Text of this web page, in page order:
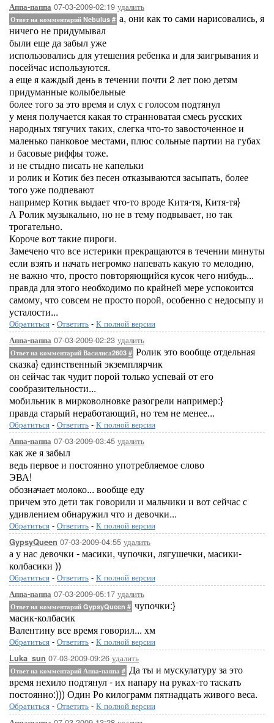
Аппа-паппа 07-03-2009-02:19 удалить
Ответ на комментарий Nebulus # а, они как то сами нарисовались, я
ничего не придумывал
были еще да забыл уже
использовались для утешения ребенка и для заигрывания и
посейчас используются.
а еще я каждый день в течении почти 2 лет пою детям
придуманные колыбельные
более того за это время и слух с голосом подтянул
у меня получается какая то странноватая смесь русских
народных тягучих таких, слегка что-то завосточенное и
маленько панковое местами, плюс сольные партии на губах
и басовые риффы тоже.
и не стыдно писать не капельки
и ролик и Котик без песен отказываются засыпать, более
того уже подпевают
например Котик выдает что-то вроде Китя-тя, Китя-тя}
А Ролик музыкально, но не в тему подвывает, но так
трогательно.
Короче вот такие пироги.
Замечено что все истерики прекращаются в течении минуты
если взять и начать негромко напевать какую то мелодию,
не важно что, просто повторяющийся кусок чего нибудь...
правда для этого необходимо по крайней мере успокоится
самому, что совсем не просто порой, особенно с недосыпу и
усталости...
Обратиться - Ответить - К полной версии
Аппа-паппа 07-03-2009-02:23 удалить
Ответ на комментарий Василиса2603 # Ролик это вообще отдельная
сказка} единственный экземплярчик
он сейчас так чудит порой только успевай от его
сообразительности...
мобильник в мирковолновке разогрели например:}
правда старый неработающий, но тем не менее...
Обратиться - Ответить - К полной версии
Аппа-паппа 07-03-2009-03:45 удалить
как же я забыл
ведь первое и постоянно употребляемое слово
ЭВА!
обозначает молоко... вообще еду
причем это дети так говорили и мальчики и вот сейчас с
удивлением обнаружил что и девочки...
Обратиться - Ответить - К полной версии
GypsyQueen 07-03-2009-04:55 удалить
а у нас девочки - масики, чупочки, лягушечки, масики-
колбасики ))
Обратиться - Ответить - К полной версии
Аппа-паппа 07-03-2009-05:17 удалить
Ответ на комментарий GypsyQueen # чупочки:}
масик-колбасик
Валентину все время говорил... хм
Обратиться - Ответить - К полной версии
Luka_sun 07-03-2009-09:26 удалить
Ответ на комментарий Аппа-паппа # Да ты и мускулатуру за это
время нехило подтянул - их напару на руках-то таскать
постоянно:))) Один Ро килограмм пятнадцать живого веса.
Обратиться - Ответить - К полной версии